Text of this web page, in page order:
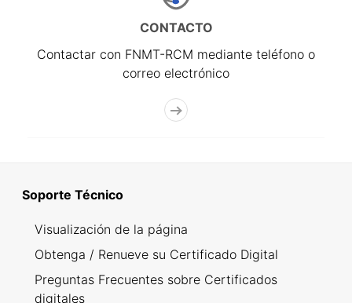
CONTACTO
Contactar con FNMT-RCM mediante teléfono o
correo electrónico
Soporte Técnico
Visualización de la página
Obtenga / Renueve su Certificado Digital
Preguntas Frecuentes sobre Certificados
digitales